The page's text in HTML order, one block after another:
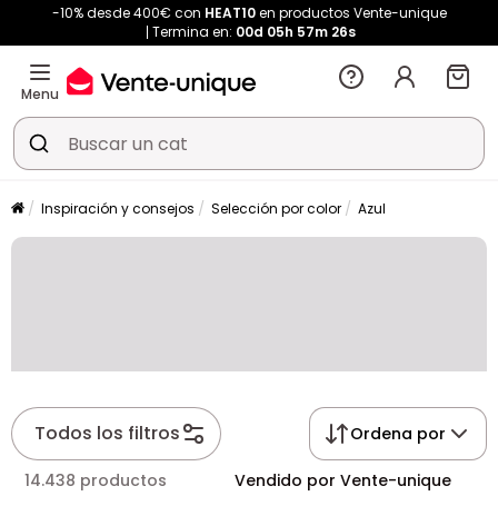
-10% desde 400€ con HEAT10en productos Vente-unique
Termina en: 00d 05h 57m 26s
Menu
Inspiración y consejos Selección por color Azul
Todos los filtros Ordena por
14.438 productos Vendido por Vente-unique